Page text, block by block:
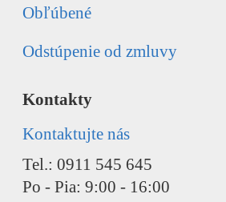
Obľúbené
Odstúpenie od zmluvy
Kontakty
Kontaktujte nás
Tel.: 0911 545 645
Po - Pia: 9:00 - 16:00